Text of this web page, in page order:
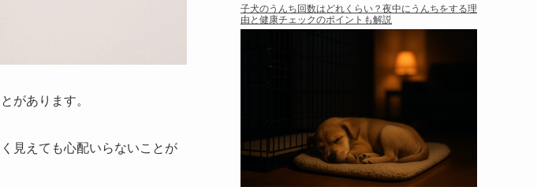
があります。
見えても心配いらないことが
子犬のうんち回数はどれくらい？夜中にうんちをする理
由と健康チェックのポイントも解説